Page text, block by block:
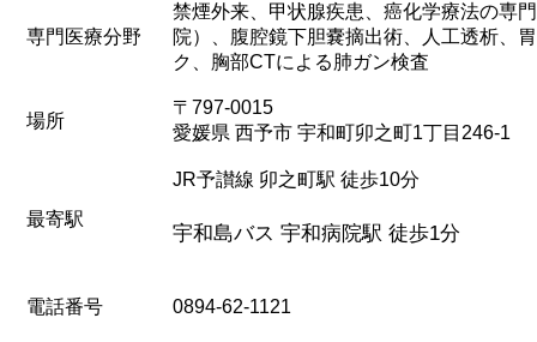
専門医療分野
禁煙外来、甲状腺疾患、癌化学療法の専
院）、腹腔鏡下胆嚢摘出術、人工透析、
ク、胸部CTによる肺ガン検査
場所
〒797-0015
愛媛県 西予市 宇和町卯之町1丁目246-1
最寄駅
JR予讃線 卯之町駅 徒歩10分
宇和島バス 宇和病院駅 徒歩1分
電話番号 0894-62-1121